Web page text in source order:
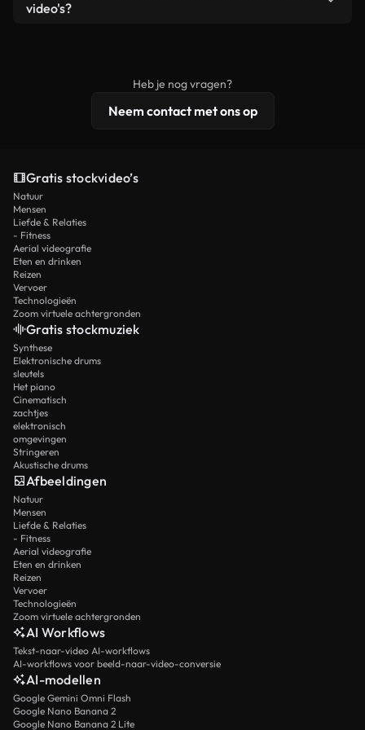
remixen. Zorg er wel voor dat het eindproduct
video's?
licentiebescherming omvat.
Heb je nog vragen?
Neem contact met ons op
Gratis stockvideo’s
Natuur
Mensen
Liefde & Relaties
- Fitness
Aerial videografie
Eten en drinken
Reizen
Vervoer
Technologieën
Zoom virtuele achtergronden
Gratis stockmuziek
Synthese
Elektronische drums
sleutels
Het piano
Cinematisch
zachtjes
elektronisch
omgevingen
Stringeren
Akustische drums
Afbeeldingen
Natuur
Mensen
Liefde & Relaties
- Fitness
Aerial videografie
Eten en drinken
Reizen
Vervoer
Technologieën
Zoom virtuele achtergronden
AI Workflows
Tekst-naar-video AI-workflows
AI-workflows voor beeld-naar-video-conversie
AI-modellen
Google Gemini Omni Flash
Google Nano Banana 2
Google Nano Banana 2 Lite